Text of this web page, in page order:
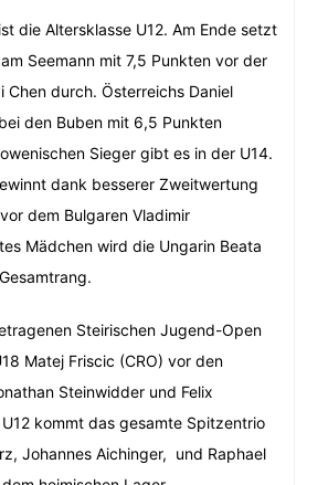
die Altersklasse U12. Am Ende setzt
Seemann mit 7,5 Punkten vor der
Chen durch. Österreichs Daniel
den Buben mit 6,5 Punkten
Sieger gibt es in der U14.
dank besserer Zweitwertung
dem Bulgaren Vladimir
Mädchen wird die Ungarin Beata
Steirischen Jugend-Open
Matej Friscic (CRO) vor den
Steinwidder und Felix
kommt das gesamte Spitzentrio
Johannes Aichinger, und Raphael